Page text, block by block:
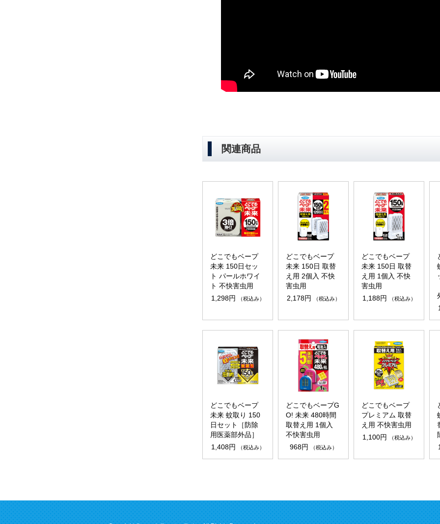
関連商品
どこでもベープ
未来 150日セッ
ト パールホワイ
ト 不快害虫用
1,298円
（税込み）
どこでもベープ
未来 150日 取替
え用 2個入 不快
害虫用
2,178円
（税込み）
どこでもベープ
未来 150日 取替
え用 1個入 不快
害虫用
1,188円
（税込み）
どこでもベープ
未来 蚊取り 150
日セット［防除
用医薬部外品］
1,408円
（税込み）
どこでもベープG
O! 未来 480時間
取替え用 1個入
不快害虫用
968円
（税込み）
どこでもベープ
プレミアム 取替
え用 不快害虫用
1,100円
（税込み）